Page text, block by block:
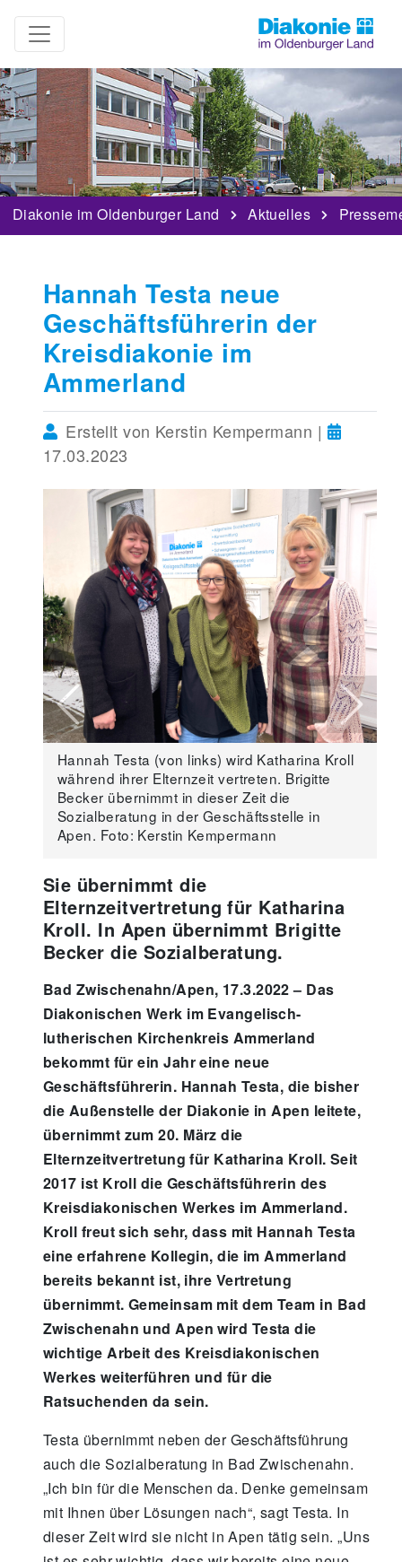
Diakonie im Oldenburger Land Aktuelles
Hannah Testa neue
Geschäftsführerin der
Kreisdiakonie im
Ammerland
Erstellt von Kerstin Kempermann |
17.03.2023
Hannah Testa (von links) wird Katharina Kroll
während ihrer Elternzeit vertreten. Brigitte
Becker übernimmt in dieser Zeit die
Sozialberatung in der Geschäftsstelle in
Apen. Foto: Kerstin Kempermann
Previous Next
Sie übernimmt die
Elternzeitvertretung für Katharina
Kroll. In Apen übernimmt Brigitte
Becker die Sozialberatung.
Bad Zwischenahn/Apen, 17.3.2022 – Das
Diakonischen Werk im Evangelisch-
lutherischen Kirchenkreis Ammerland
bekommt für ein Jahr eine neue
Geschäftsführerin. Hannah Testa, die bisher
die Außenstelle der Diakonie in Apen leitete,
übernimmt zum 20. März die
Elternzeitvertretung für Katharina Kroll. Seit
2017 ist Kroll die Geschäftsführerin des
Kreisdiakonischen Werkes im Ammerland.
Kroll freut sich sehr, dass mit Hannah Testa
eine erfahrene Kollegin, die im Ammerland
bereits bekannt ist, ihre Vertretung
übernimmt. Gemeinsam mit dem Team in Bad
Zwischenahn und Apen wird Testa die
wichtige Arbeit des Kreisdiakonischen
Werkes weiterführen und für die
Ratsuchenden da sein.
Testa übernimmt neben der Geschäftsführung
auch die Sozialberatung in Bad Zwischenahn.
„Ich bin für die Menschen da. Denke gemeinsam
mit Ihnen über Lösungen nach“, sagt Testa. In
dieser Zeit wird sie nicht in Apen tätig sein. „Uns